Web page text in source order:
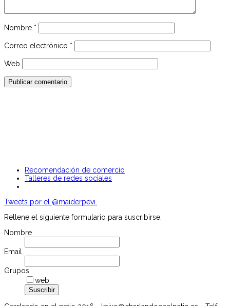
Nombre *
Correo electrónico *
Web
Recomendación de comercio
Talleres de redes sociales
Tweets por el @maiderpevi.
Rellene el siguiente formulario para suscribirse.
Nombre
Email
Grupos
web